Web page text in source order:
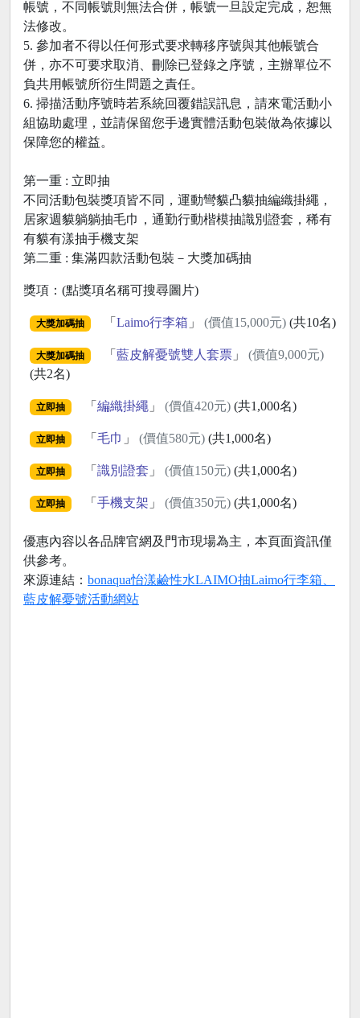
帳號，不同帳號則無法合併，帳號一旦設定完成，恕無
法修改。
5. 參加者不得以任何形式要求轉移序號與其他帳號合
併，亦不可要求取消、刪除已登錄之序號，主辦單位不
負共用帳號所衍生問題之責任。
6. 掃描活動序號時若系統回覆錯誤訊息，請來電活動小
組協助處理，並請保留您手邊實體活動包裝做為依據以
保障您的權益。
第一重 : 立即抽
不同活動包裝獎項皆不同，運動彎貘凸貘抽編織掛繩，
居家週貘躺躺抽毛巾，通勤行動楷模抽識別證套，稀有
有貘有漾抽手機支架
第二重 : 集滿四款活動包裝－大獎加碼抽
獎項：(點獎項名稱可搜尋圖片)
大獎加碼抽 「 Laimo行李箱 」 (價值15,000元)(共10名)
大獎加碼抽 「 藍皮解憂號雙人套票」 (價值9,000元)
(共2名)
立即抽 「 編織掛繩」 (價值420元)(共1,000名)
立即抽 「 毛巾 」 (價值580元)(共1,000名)
立即抽 「 識別證套 」 (價值150元)(共1,000名)
立即抽 「 手機支架 」 (價值350元)(共1,000名)
優惠內容以各品牌官網及門市現場為主，本頁面資訊僅
供參考。
來源連結： bonaqua怡漾鹼性水LAIMO抽Laimo行李箱、
藍皮解憂號活動網站